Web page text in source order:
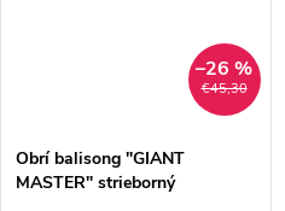
€45,30
–26 %
Obrí balisong "GIANT
MASTER" strieborný